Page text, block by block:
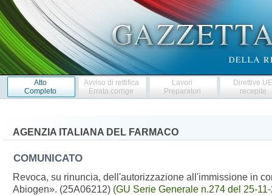
Atto
Completo
Avviso di rettifica
Errata corrige
Lavori
Preparatori
Direttive
recepite
AGENZIA ITALIANA DEL FARMACO
COMUNICATO
Revoca, su rinuncia, dell'autorizzazione all'immissione in
Abiogen». (25A06212) (GU Serie Generale n.274 del 25-